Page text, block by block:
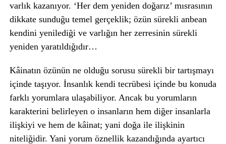
varlık kazanıyor. ‘Her dem yeniden doğarız’ mısrasının
dikkate sunduğu temel gerçeklik; özün sürekli anbean
kendini yenilediği ve varlığın her zerresinin sürekli
yeniden yaratıldığıdır…
Kâinatın özünün ne olduğu sorusu sürekli bir tartışmayı
içinde taşıyor. İnsanlık kendi tecrübesi içinde bu konuda
farklı yorumlara ulaşabiliyor. Ancak bu yorumların
karakterini belirleyen o insanların hem diğer insanlarla
ilişkiyi ve hem de kâinat; yani doğa ile ilişkinin
niteliğidir. Yani yorum öznellik kazandığında ayartıcı